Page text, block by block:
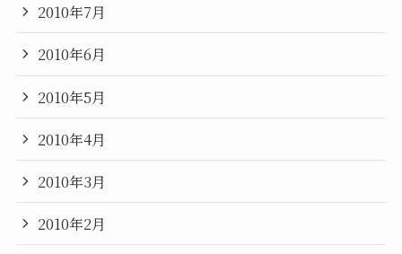
2010年7月
2010年6月
2010年5月
2010年4月
2010年3月
2010年2月